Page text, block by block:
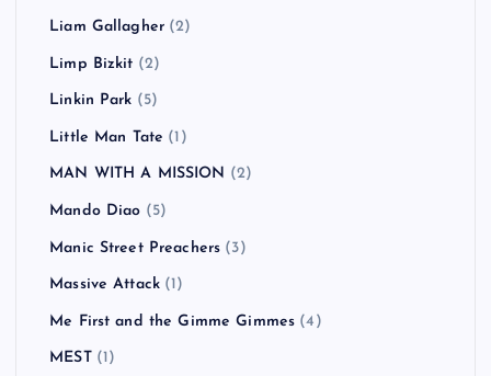
Liam Gallagher (2)
Limp Bizkit (2)
Linkin Park (5)
Little Man Tate (1)
MAN WITH A MISSION (2)
Mando Diao (5)
Manic Street Preachers (3)
Massive Attack (1)
Me First and the Gimme Gimmes (4)
MEST(1)